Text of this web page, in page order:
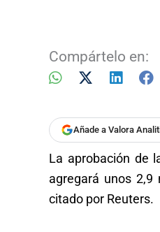
Compártelo en:
Añade a Valora
La aprobación de
agregará unos 2,9
citado por Reuters.